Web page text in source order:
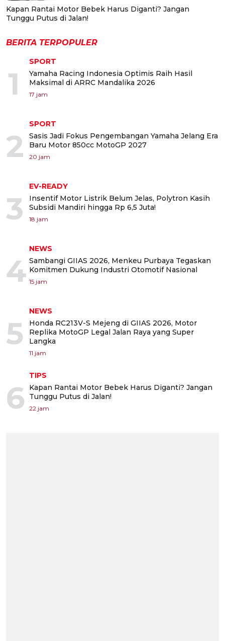
Kapan Rantai Motor Bebek Harus Diganti? Jangan
Tunggu Putus di Jalan!
BERITA TERPOPULER
1
SPORT
Yamaha Racing Indonesia Optimis Raih Hasil
Maksimal di ARRC Mandalika 2026
17 jam
2
SPORT
Sasis Jadi Fokus Pengembangan Yamaha Jelang Era
Baru Motor 850cc MotoGP 2027
20 jam
3
EV-READY
Insentif Motor Listrik Belum Jelas, Polytron Kasih
Subsidi Mandiri hingga Rp 6,5 Juta!
18 jam
4
NEWS
Sambangi GIIAS 2026, Menkeu Purbaya Tegaskan
Komitmen Dukung Industri Otomotif Nasional
15 jam
5
NEWS
Honda RC213V-S Mejeng di GIIAS 2026, Motor
Replika MotoGP Legal Jalan Raya yang Super
Langka
11 jam
6
TIPS
Kapan Rantai Motor Bebek Harus Diganti? Jangan
Tunggu Putus di Jalan!
22 jam